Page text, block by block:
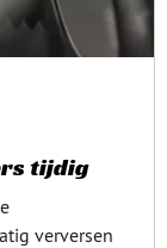
tijdig
verversen